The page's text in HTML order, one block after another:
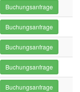
Buchungsanfrage
Buchungsanfrage
Buchungsanfrage
Buchungsanfrage
Buchungsanfrage